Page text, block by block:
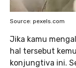
Source: pexels.com
Jika kamu
hal tersebut
konjungtiva ini.